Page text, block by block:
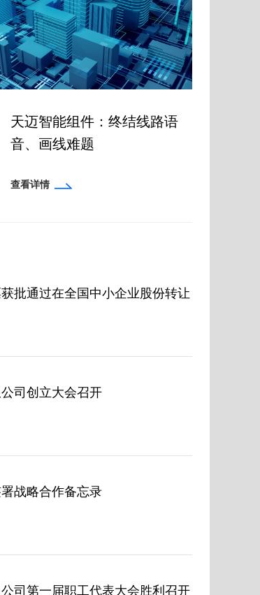
天迈智能组件：终结线路语
音、画线难题
查看详情
批通过在全国中小企业股份转让
司创立大会召开
战略合作备忘录
司第一届职工代表大会胜利召开